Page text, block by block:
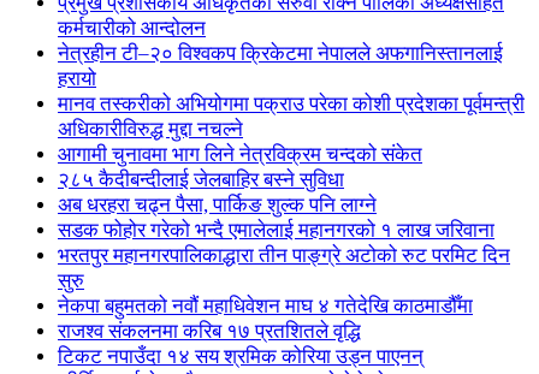
कर्मचारीको आन्दोलन
नेत्रहीन टी–२० विश्वकप क्रिकेटमा नेपालले अफगानिस्तानलाई
हरायो
मानव तस्करीको अभियोगमा पक्राउ परेका कोशी प्रदेशका पूर्वमन्त्री
अधिकारीविरुद्ध मुद्दा नचल्ने
आगामी चुनावमा भाग लिने नेत्रविक्रम चन्दको संकेत
२८५ कैदीबन्दीलाई जेलबाहिर बस्ने सुविधा
अब धरहरा चढ्न पैसा, पार्किङ शुल्क पनि लाग्ने
सडक फोहोर गरेको भन्दै एमालेलाई महानगरको १ लाख जरिवाना
भरतपुर महानगरपालिकाद्धारा तीन पाङ्ग्रे अटोको रुट परमिट दिन
सुरु
नेकपा बहुमतको नवौं महाधिवेशन माघ ४ गतेदेखि काठमाडौँमा
राजश्व संकलनमा करिब १७ प्रतशितले वृद्धि
टिकट नपाउँदा १४ सय श्रमिक कोरिया उड्न पाएनन्